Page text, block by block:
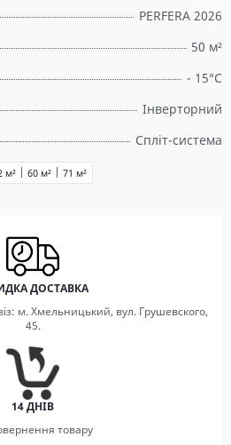
PERFERA 2026
50 м²
- 15°C
Інверторний
Спліт-система
м² 60 м² 71 м²
ДОСТАВКА
м. Хмельницький, вул. Грушевского,
45.
14 ДНІВ
товару